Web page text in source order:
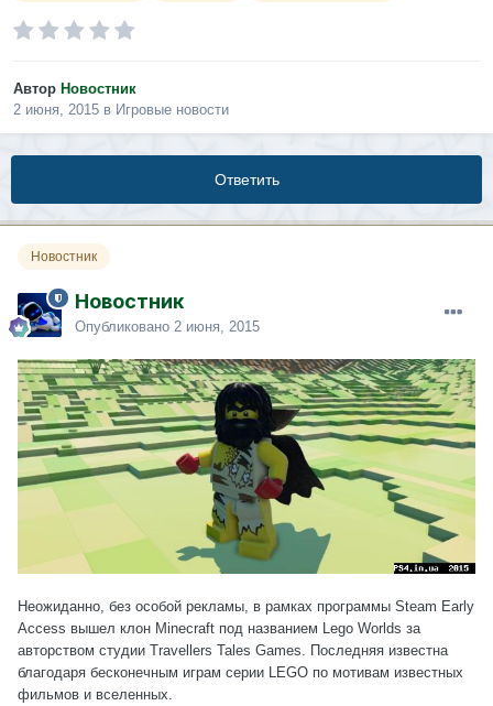
Автор Новостник
2 июня, 2015 в Игровые новости
Ответить
Новостник
Новостник
Опубликовано 2 июня, 2015
Неожиданно, без особой рекламы, в рамках программы Steam Early
Access вышел клон Minecraft под названием Lego Worlds за
авторством студии Travellers Tales Games. Последняя известна
благодаря бесконечным играм серии LEGO по мотивам известных
фильмов и вселенных.